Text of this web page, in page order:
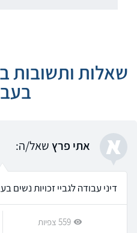
שאלות ותשובות
א אתי פרץ שאל/ה:
דיני עבודה לגביי זכויות נשים
559 צפיות